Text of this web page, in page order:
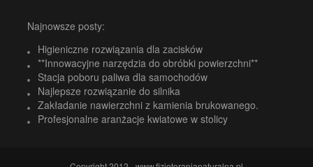
Najnowsze posty:
Higieniczne rozwiązania dla zacisków
**Innowacyjne narzędzia do obróbki powierzchni**
Stacja poboru paliwa dla samochodów
Najlepsze rozwiązanie do silnika
Zakładanie nawierzchni z kamienia brukowanego.
Profesjonalne aranżacje kwiatowe w stolicy